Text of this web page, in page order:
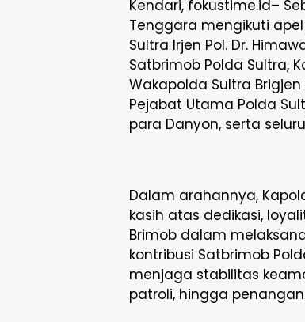
Kendari, fokustime.id–
Tenggara mengikuti
Sultra Irjen Pol. Dr.
Satbrimob Polda Sultra,
Wakapolda Sultra Brigjen
Pejabat Utama Polda
para Danyon, serta
Dalam arahannya,
kasih atas dedikasi,
Brimob dalam
kontribusi Satbrimob
menjaga stabilitas
patroli, hingga